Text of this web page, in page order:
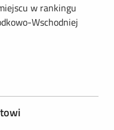
w rankingu
Wschodniej